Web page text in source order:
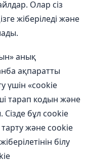
. Олар сіз
жіберіледі және
.
»анық
ақпаратты
үшін «cookie
тарап кодын және
. Сізде бұл cookie
тартужәне cookie
жіберілетінін білу